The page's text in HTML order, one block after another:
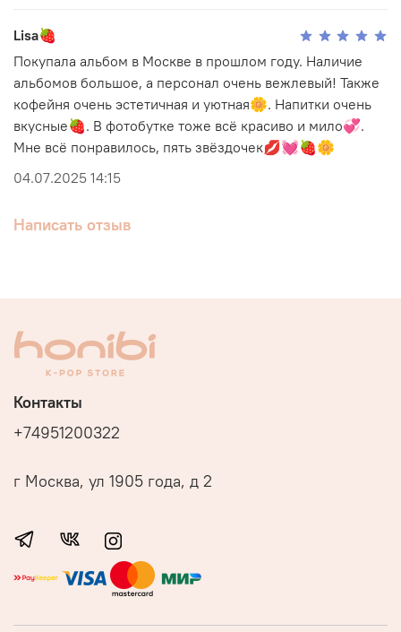
Lisa🍓
Покупала альбом в Москве в прошлом году. Наличие
альбомов большое, а персонал очень вежлевый! Также
кофейня очень эстетичная и уютная🌼. Напитки очень
вкусные🍓. В фотобутке тоже всë красиво и мило💞.
Мне всë понравилось, пять звëздочек💋💓🍓🌼
04.07.2025 14:15
Написать отзыв
Контакты
+74951200322
г Москва, ул 1905 года, д 2